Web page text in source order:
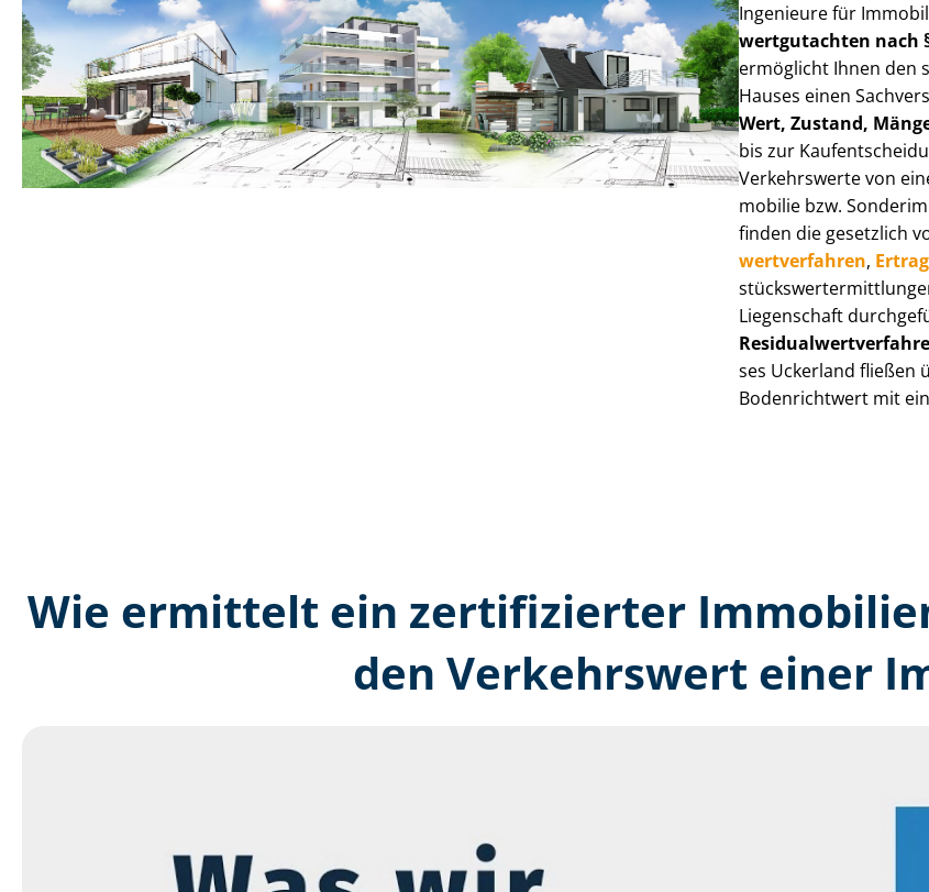
Ingenieure für
wert­gut­ach­ten nach
ermöglicht Ihnen den
Hauses einen
Wert, Zustand,
bis zur
Verkehrswerte von
mo­bi­lie bzw.
finden die gesetzlich
wert­ver­fah­ren,
Liegenschaft
ses Uckerland fließen
Bodenrichtwert mit
Wie ermittelt ein zertifizierter
den Verkehrswert einer